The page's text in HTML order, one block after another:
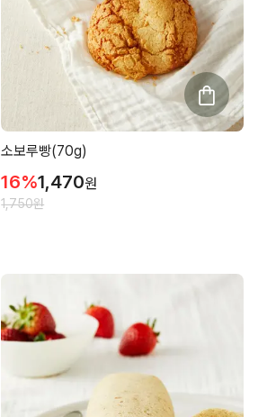
소보루빵(70g)
16%1,470원
1,750원